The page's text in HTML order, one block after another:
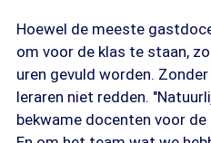
Hoewel de meeste
om voor de klas te staan,
uren gevuld worden.
leraren niet redden.
bekwame docenten voor